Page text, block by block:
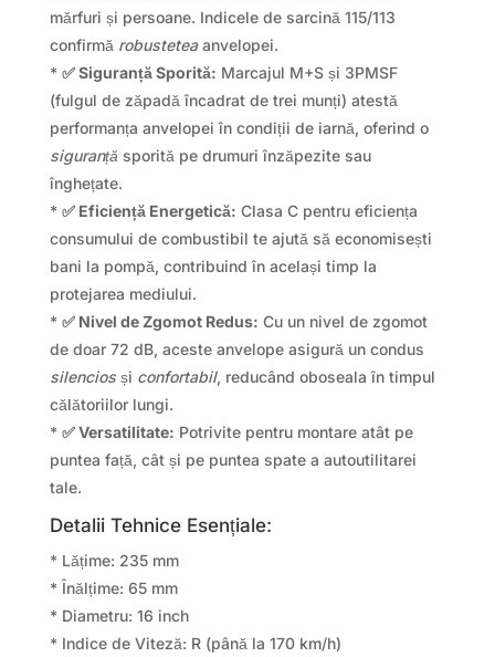
mărfuri și persoane. Indicele de sarcină 115/113
confirmă robusteteaanvelopei.
* ✅ Siguranță Sporită: Marcajul M+S și 3PMSF
(fulgul de zăpadă încadrat de trei munți) atestă
performanța anvelopei în condiții de iarnă, oferind o
siguranță sporită pe drumuri înzăpezite sau
înghețate.
* ✅ Eficiență Energetică: Clasa C pentru eficiența
consumului de combustibil te ajută să economisești
bani la pompă, contribuind în același timp la
protejarea mediului.
* ✅ Nivel de Zgomot Redus: Cu un nivel de zgomot
de doar 72 dB, aceste anvelope asigură un condus
silenciosși confortabil, reducând oboseala în timpul
călătoriilor lungi.
* ✅ Versatilitate: Potrivite pentru montare atât pe
puntea față, cât și pe puntea spate a autoutilitarei
tale.
Detalii Tehnice Esențiale:
* Lățime: 235 mm
* Înălțime: 65 mm
* Diametru: 16 inch
* Indice de Viteză: R (până la 170 km/h)